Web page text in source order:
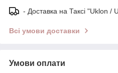
- Доставка на Таксі "Uklon /
Всі умови доставки
Умови оплати